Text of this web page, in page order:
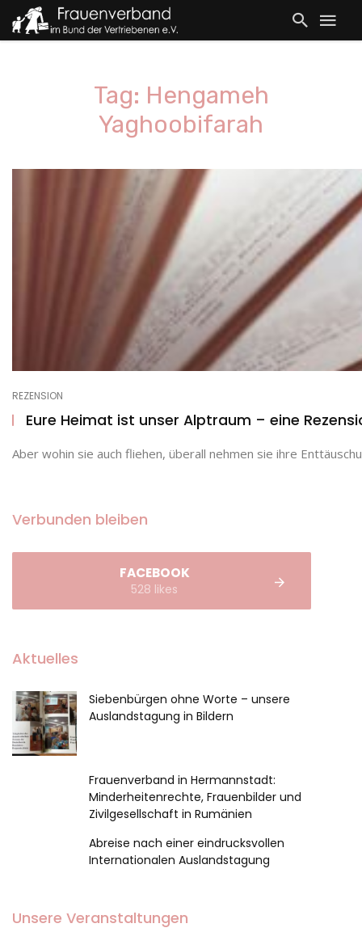
Tag: Hengameh
Yaghoobifarah
REZENSION
Eure Heimat ist unser Alptraum – eine
Aber wohin sie auch fliehen, überall nehmen sie ihre
Verbunden bleiben
FACEBOOK
528 likes
Aktuelles
Siebenbürgen ohne Worte – unsere
Auslandstagung in Bildern
Frauenverband in Hermannstadt:
Minderheitenrechte, Frauenbilder und
Zivilgesellschaft in Rumänien
Abreise nach einer eindrucksvollen
Internationalen Auslandstagung
Unsere Veranstaltungen